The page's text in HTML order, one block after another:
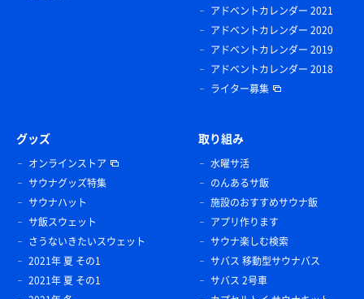
アドベントカレンダー 2021
アドベントカレンダー 2020
アドベントカレンダー 2019
アドベントカレンダー 2018
ライター募集
グッズ
オンラインストア
サウナグッズ特集
サウナハット
サ飯スウェット
さうないきたいスウェット
2021年 夏 その1
2021年 夏 その1
取り組み
水曜サ活
のんあるサ飯
施設のおすすめサウナ飯
アプリ作ります
サウナ楽しむ検索
サバス 移動型サウナバス
サバス 2号車